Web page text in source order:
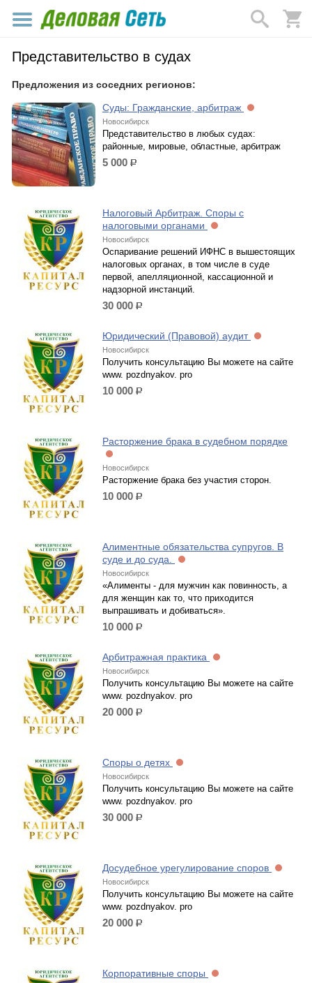
Представительство в судах
Предложения из соседних регионов:
Суды: Гражданские, арбитраж
Новосибирск
Представительство в любых судах:
районные, мировые, областные, арбитраж
5 000 р.
Налоговый Арбитраж. Споры с
налоговыми органами
Новосибирск
Оспаривание решений ИФНС в вышестоящих
налоговых органах, в том числе в суде
первой, апелляционной, кассационной и
надзорной инстанций.
30 000 р.
Юридический (Правовой) аудит
Новосибирск
Получить консультацию Вы можете на сайте
www. pozdnyakov. pro
10 000 р.
Расторжение брака в судебном порядке
Новосибирск
Расторжение брака без участия сторон.
10 000 р.
Алиментные обязательства супругов. В
суде и до суда.
Новосибирск
«Алименты - для мужчин как повинность, а
для женщин как то, что приходится
выпрашивать и добиваться».
10 000 р.
Арбитражная практика
Новосибирск
Получить консультацию Вы можете на сайте
www. pozdnyakov. pro
20 000 р.
Споры о детях
Новосибирск
Получить консультацию Вы можете на сайте
www. pozdnyakov. pro
30 000 р.
Досудебное урегулирование споров
Новосибирск
Получить консультацию Вы можете на сайте
www. pozdnyakov. pro
20 000 р.
Корпоративные споры